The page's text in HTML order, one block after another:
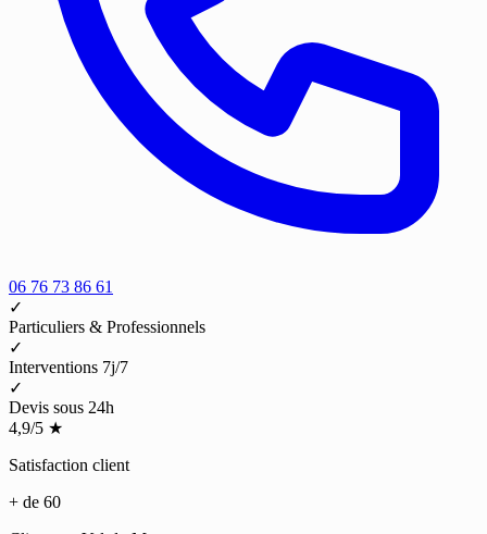
06 76 73 86 61
✓
Particuliers & Professionnels
✓
Interventions 7j/7
✓
Devis sous 24h
4,9/5 ★
Satisfaction client
+ de 60